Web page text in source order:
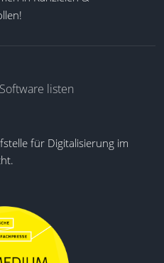
Software listen
für Digitalisierung im